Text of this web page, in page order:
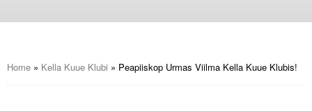
ICC Eesti liikmebaas
Home » Kella Kuue Klubi » Peapiiskop Urmas Viilma Kella Kuue Klubis!